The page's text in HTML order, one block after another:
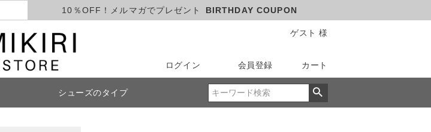
10％OFF！メルマガでプレゼント BIRTHDAY COUPON
ゲスト 様
会員登録
ログイン カート
シューズのタイプ